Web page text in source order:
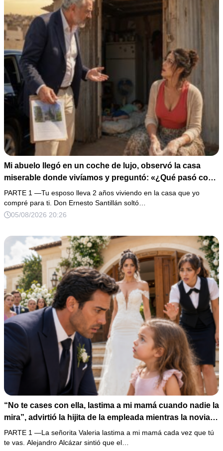
Mi abuelo llegó en un coche de lujo, observó la casa
miserable donde vivíamos y preguntó: «¿Qué pasó con
la propiedad de 28 millones que compré para ti?». Yo
susurré: «Nunca me hablaron de ella». Esa misma noche
descubrí a mi esposo cenando con su amante, así que
su celebración.
PARTE 1 —Tu esposo lleva 2 años viviendo en la casa que yo
compré para ti. Don Ernesto Santillán soltó…
05/08/2026 20:26
“No te cases con ella, lastima a mi mamá cuando nadie la
mira”, advirtió la hijita de la empleada mientras la novia
esperaba con el anillo frente al altar; el novio solo pidió
treinta minutos y abrió las grabaciones, pero el último
PARTE 1 —La señorita Valeria lastima a mi mamá cada vez que tú
te vas. Alejandro Alcázar sintió que el…